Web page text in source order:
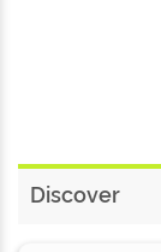
Discover